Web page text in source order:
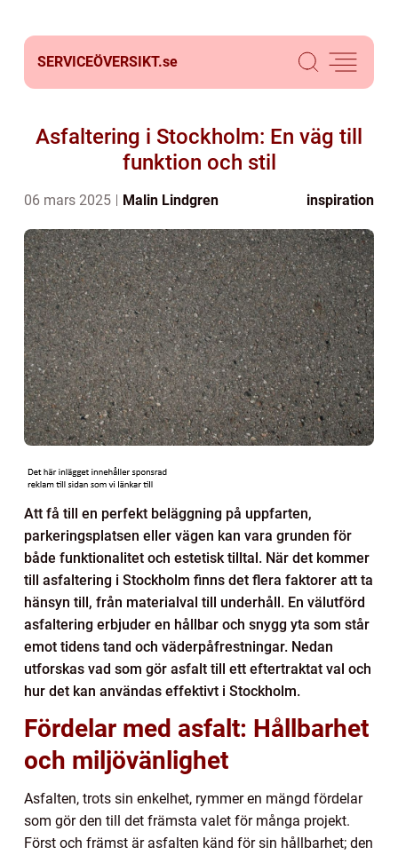
SERVICEÖVERSIKT.se
Asfaltering i Stockholm: En väg till
funktion och stil
06 mars 2025 Malin Lindgren inspiration
Att få till en perfekt beläggning på uppfarten,
parkeringsplatsen eller vägen kan vara grunden för
både funktionalitet och estetisk tilltal. När det kommer
till asfaltering i Stockholm finns det flera faktorer att ta
hänsyn till, från materialval till underhåll. En välutförd
asfaltering erbjuder en hållbar och snygg yta som står
emot tidens tand och väderpåfrestningar. Nedan
utforskas vad som gör asfalt till ett eftertraktat val och
hur det kan användas effektivt i Stockholm.
Fördelar med asfalt: Hållbarhet
och miljövänlighet
Asfalten, trots sin enkelhet, rymmer en mängd fördelar
som gör den till det främsta valet för många projekt.
Först och främst är asfalten känd för sin hållbarhet; den